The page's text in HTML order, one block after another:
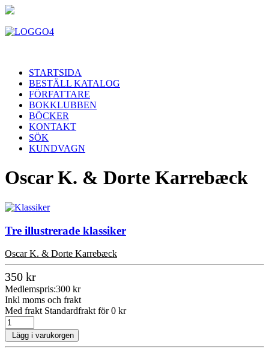
STARTSIDA
BESTÄLL KATALOG
FÖRFATTARE
BOKKLUBBEN
BÖCKER
KONTAKT
SÖK
KUNDVAGN
Oscar K. & Dorte Karrebæck
Tre illustrerade klassiker
Oscar K. & Dorte Karrebæck
350 kr
Medlemspris:300 kr
Inkl moms och frakt
Med frakt Standardfrakt för 0 kr
Lägg i varukorgen